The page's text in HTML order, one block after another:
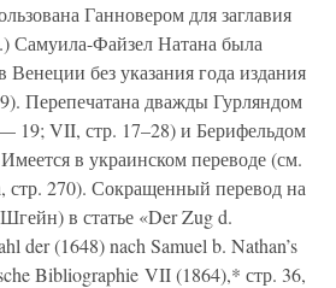
Ганновером для заглавия
Самуила-Файзел Натана была
Венеции без указания года издания
Перепечатана дважды Гурляндом
19; VII, стр. 17–28) и Берифельдом
в украинском переводе (см.
стр. 270). Сокращенный перевод на
в статье «Der Zug d.
der (1648) nach Samuel b. Nathan’s
Bibliographie VII (1864),* стр. 36,